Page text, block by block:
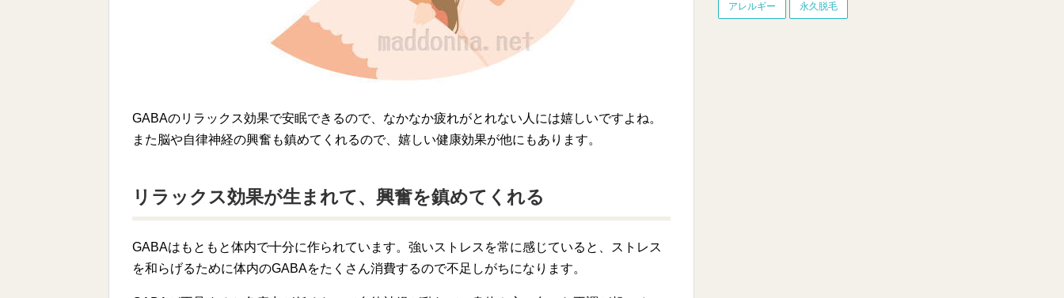
GABAのリラックス効果で安眠できるので、なかなか疲れがとれない人には嬉しいですよね。
また脳や自律神経の興奮も鎮めてくれるので、嬉しい健康効果が他にもあります。
リラックス効果が生まれて、興奮を鎮めてくれる
GABAはもともと体内で十分に作られています。強いストレスを常に感じていると、ストレス
を和らげるために体内のGABAをたくさん消費するので不足しがちになります。
アレルギー 永久脱毛